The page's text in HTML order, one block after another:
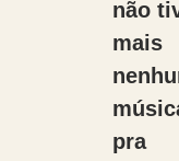
não
mais
pra